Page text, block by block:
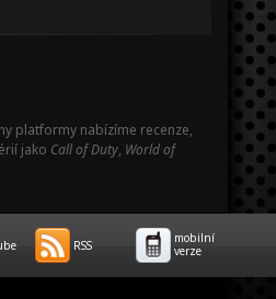
platformy nabízíme recenze,
jako Call of Duty, World of
RSS
mobilní
verze